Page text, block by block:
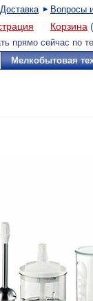
Доставка Вопросы
Корзина (
прямо сейчас по
Мелкобытовая